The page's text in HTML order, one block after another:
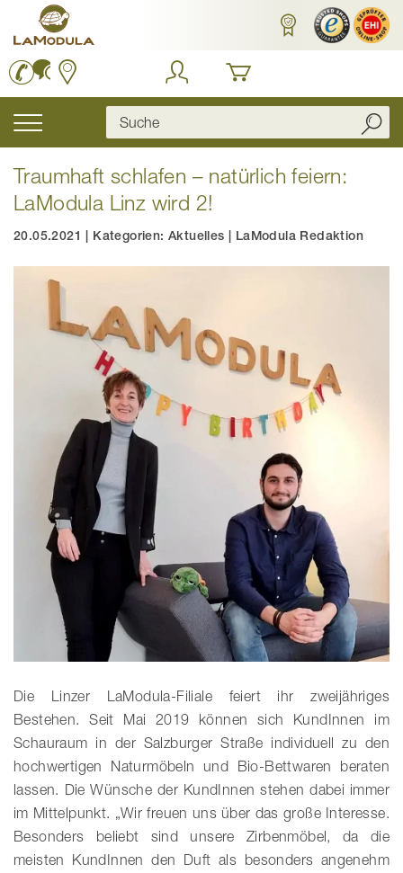
Inhalt
springen
Navigation
Traumhaft schlafen – natürlich feiern:
LaModula Linz wird 2!
20.05.2021 Kategorien: Aktuelles LaModula Redaktion
Die Linzer LaModula-Filiale feiert ihr zweijähriges
Bestehen. Seit Mai 2019 können sich KundInnen im
Schauraum in der Salzburger Straße individuell zu den
hochwertigen Naturmöbeln und Bio-Bettwaren beraten
lassen. Die Wünsche der KundInnen stehen dabei immer
im Mittelpunkt. „Wir freuen uns über das große Interesse.
Besonders beliebt sind unsere Zirbenmöbel, da die
meisten KundInnen den Duft als besonders angenehm